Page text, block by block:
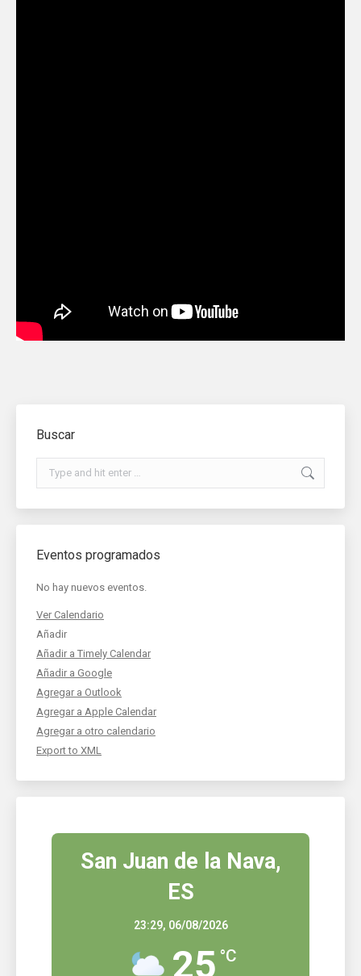
Buscar
Search:
Eventos programados
No hay nuevos eventos.
Ver Calendario
Añadir
Añadir a Timely Calendar
Añadir a Google
Agregar a Outlook
Agregar a Apple Calendar
Agregar a otro calendario
Export to XML
San Juan de la Nava,
ES
23:29, 06/08/2026
25 °C